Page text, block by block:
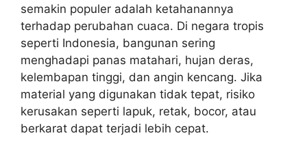
semakin populer adalah ketahanannya
terhadap perubahan cuaca. Di negara tropis
seperti Indonesia, bangunan sering
menghadapi panas matahari, hujan deras,
kelembapan tinggi, dan angin kencang. Jika
material yang digunakan tidak tepat, risiko
kerusakan seperti lapuk, retak, bocor, atau
berkarat dapat terjadi lebih cepat.